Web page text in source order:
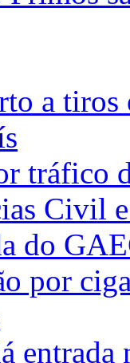
a tiros
tráfico
Civil
do
por